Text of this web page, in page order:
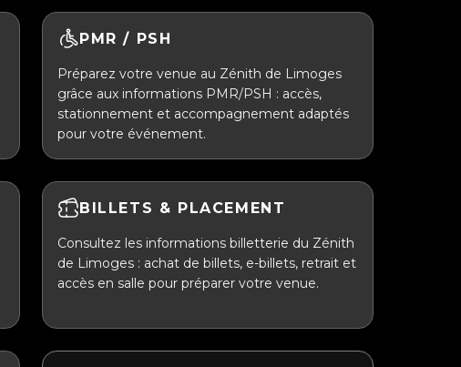
PMR / PSH
Préparez votre venue au Zénith de Limoges
grâce aux informations PMR/PSH : accès,
stationnement et accompagnement adaptés
pour votre événement.
BILLETS & PLACEMENT
Consultez les informations billetterie du Zénith
de Limoges : achat de billets, e-billets, retrait et
accès en salle pour préparer votre venue.